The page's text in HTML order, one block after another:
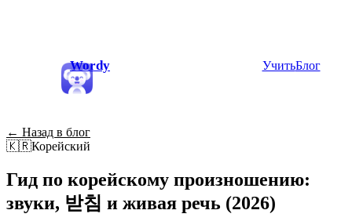
Wordy УчитьБлог
← Назад в блог
🇰🇷Корейский
Гид по корейскому произношению:
звуки, 받침 и живая речь (2026)